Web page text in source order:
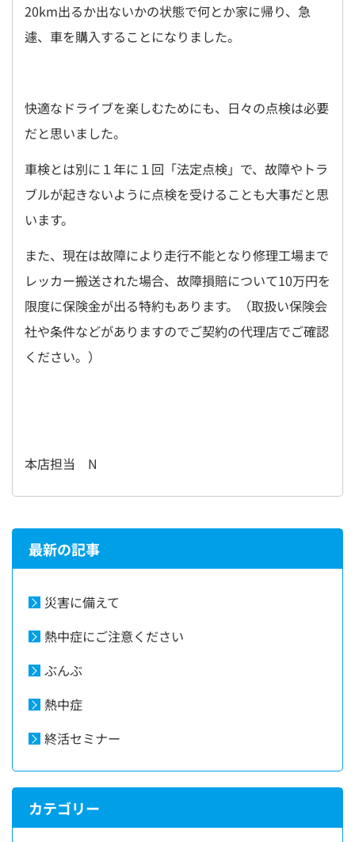
20km出るか出ないかの状態で何とか家に帰り、急
遽、車を購入することになりました。
快適なドライブを楽しむためにも、日々の点検は必要
だと思いました。
車検とは別に１年に１回「法定点検」で、故障やトラ
ブルが起きないように点検を受けることも大事だと思
います。
また、現在は故障により走行不能となり修理工場まで
レッカー搬送された場合、故障損賠について10万円を
限度に保険金が出る特約もあります。（取扱い保険会
社や条件などがありますのでご契約の代理店でご確認
ください。）
本店担当 N
最新の記事
災害に備えて
熱中症にご注意ください
ぶんぶ
熱中症
終活セミナー
カテゴリー